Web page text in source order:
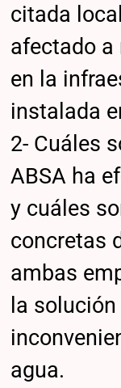
citada
afectado a
en la
instalada
2- Cuáles
ABSA ha
y cuáles
concretas
ambas
la
agua.